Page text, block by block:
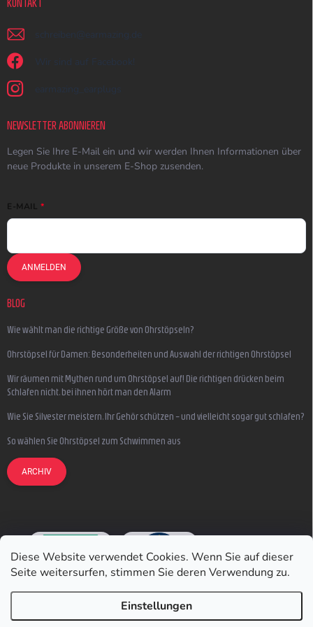
Diese Website verwendet Cookies. Wenn Sie auf dieser
Seite weitersurfen, stimmen Sie deren Verwendung zu.
Einstellungen
KONTAKT
schreiben @ earmazing.de
Wir sind auf Facebook!
earmazing_earplugs
NEWSLETTER ABONNIEREN
Legen Sie Ihre E-Mail ein und wir werden Ihnen Informationen über
neue Produkte in unserem E-Shop zusenden.
E-MAIL
ANMELDEN
BLOG
Wie wählt man die richtige Größe von Ohrstöpseln?
Ohrstöpsel für Damen: Besonderheiten und Auswahl der richtigen Ohrstöpsel
Wir räumen mit Mythen rund um Ohrstöpsel auf! Die richtigen drücken beim
Schlafen nicht, bei ihnen hört man den Alarm
Wie Sie Silvester meistern, Ihr Gehör schützen – und vielleicht sogar gut schlafen?
So wählen Sie Ohrstöpsel zum Schwimmen aus
ARCHIV